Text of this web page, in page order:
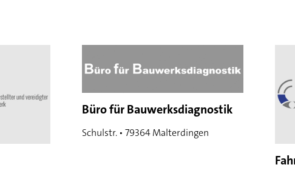
Büro für Bauwerksdiagnostik
Schulstr. • 79364 Malterdingen